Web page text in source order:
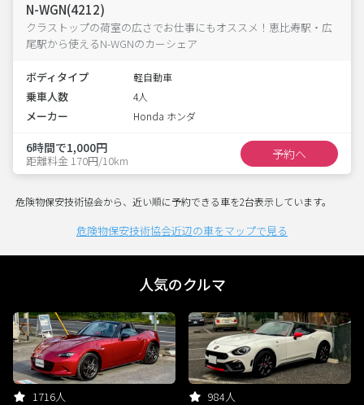
N-WGN(4212)
クラストップの荷室の広さでお仕事にもオススメ！恵比寿駅・広
尾駅から使えるN-WGNのカーシェア
ボディタイプ 軽自動車
乗車人数 4人
メーカー Honda ホンダ
6時間で1,000円
距離料金 170円/10km 予約へ
危険物保安技術協会から、近い順に予約できる車を2台表示しています。
危険物保安技術協会近辺の車をマップで見る
人気のクルマ
1716人 984人